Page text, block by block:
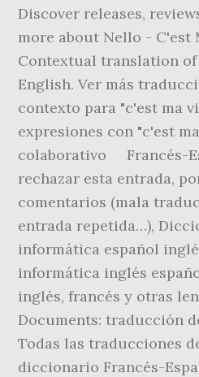
Discover releases,
more about Nello - C'est
Contextual translation
English. Ver más
contexto para "c'est ma
expresiones con "c'est
colaborativo Francés-
rechazar esta entrada,
comentarios (mala
entrada repetida…),
informática español
informática inglés
inglés, francés y otras
Documents: traducción
Todas las traducciones
diccionario Francés-